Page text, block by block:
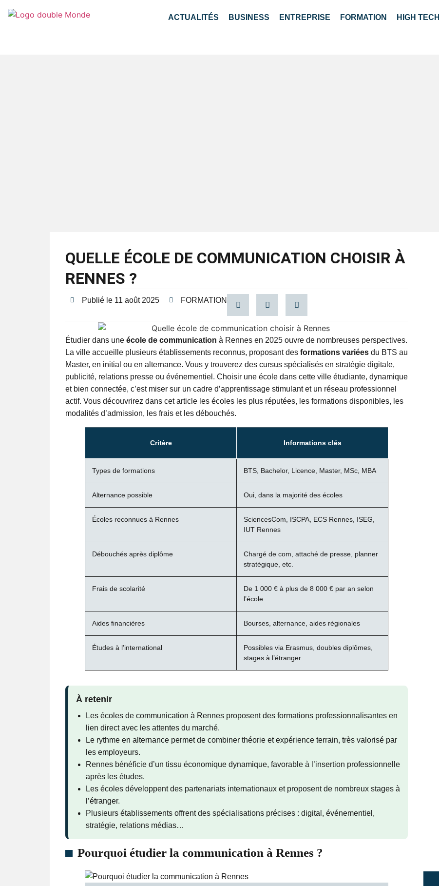
ACTUALITÉS BUSINESS ENTREPRISE FORMATION HIGH TECH
QUELLE ÉCOLE DE COMMUNICATION CHOISIR À
RENNES ?
Publié le 11 août 2025 FORMATION
Étudier dans une école de communication à Rennes en 2025 ouvre de nombreuses perspectives.
La ville accueille plusieurs établissements reconnus, proposant des formations variées du BTS au
Master, en initial ou en alternance. Vous y trouverez des cursus spécialisés en stratégie digitale,
publicité, relations presse ou événementiel. Choisir une école dans cette ville étudiante, dynamique
et bien connectée, c’est miser sur un cadre d’apprentissage stimulant et un réseau professionnel
actif. Vous découvrirez dans cet article les écoles les plus réputées, les formations disponibles, les
modalités d’admission, les frais et les débouchés.
Critère Informations clés
Types de formations BTS, Bachelor, Licence, Master, MSc, MBA
Alternance possible Oui, dans la majorité des écoles
Écoles reconnues à Rennes
SciencesCom, ISCPA, ECS Rennes, ISEG,
IUT Rennes
Débouchés après diplôme
Chargé de com, attaché de presse, planner
stratégique, etc.
Frais de scolarité
De 1 000 € à plus de 8 000 € par an selon
l’école
Aides financières Bourses, alternance, aides régionales
Études à l’international
Possibles via Erasmus, doubles diplômes,
stages à l’étranger
À retenir
Les écoles de communication à Rennes proposent des formations professionnalisantes en
lien direct avec les attentes du marché.
Le rythme en alternance permet de combiner théorie et expérience terrain, très valorisé par
les employeurs.
Rennes bénéficie d’un tissu économique dynamique, favorable à l’insertion professionnelle
après les études.
Les écoles développent des partenariats internationaux et proposent de nombreux stages à
l’étranger.
Plusieurs établissements offrent des spécialisations précises : digital, événementiel,
stratégie, relations médias…
Pourquoi étudier la communication à Rennes ?